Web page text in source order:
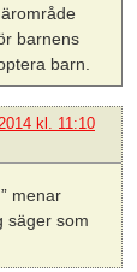
barnens
barn.
kl. 11:10
menar
säger som